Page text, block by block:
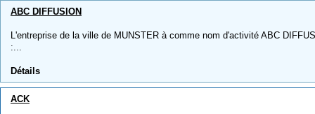
ABC DIFFUSION
L'entreprise de la ville de MUNSTER à comme nom d'activité ABC
:...
Détails
ACK